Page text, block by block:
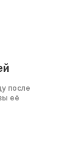
после
её